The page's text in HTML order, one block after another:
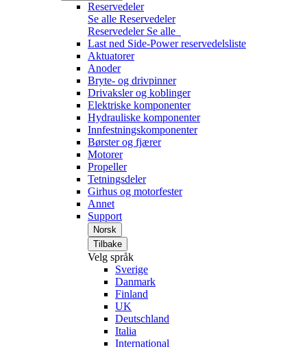
Reservedeler
Se alle Reservedeler
Reservedeler Se alle
Last ned Side-Power reservedelsliste
Aktuatorer
Anoder
Bryte- og drivpinner
Drivaksler og koblinger
Elektriske komponenter
Hydrauliske komponenter
Innfestningskomponenter
Børster og fjærer
Motorer
Propeller
Tetningsdeler
Girhus og motorfester
Annet
Support
Norsk
Tilbake
Velg språk
Sverige
Danmark
Finland
UK
Deutschland
Italia
International